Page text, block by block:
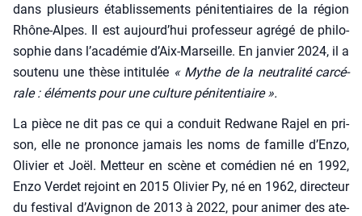
dans plu­sieurs éta­blis­se­ments péni­ten­tiaires de la région
Rhône-Alpes. Il est aujourd’hui pro­fes­seur agré­gé de phi­lo­
so­phie dans l’académie d’Aix-Marseille. En jan­vier 2024, il a
sou­te­nu une thèse inti­tu­lée « Mythe de la neu­tra­li­té car­cé­
rale : élé­ments pour une culture péni­ten­tiaire ».
La pièce ne dit pas ce qui a conduit Red­wane Rajel en pri­
son, elle ne pro­nonce jamais les noms de famille d’Enzo,
Oli­vier et Joël. Met­teur en scène et comé­dien né en 1992,
Enzo Ver­det rejoint en 2015 Oli­vier Py, né en 1962, direc­teur
du fes­ti­val d’Avignon de 2013 à 2022, pour ani­mer des ate­